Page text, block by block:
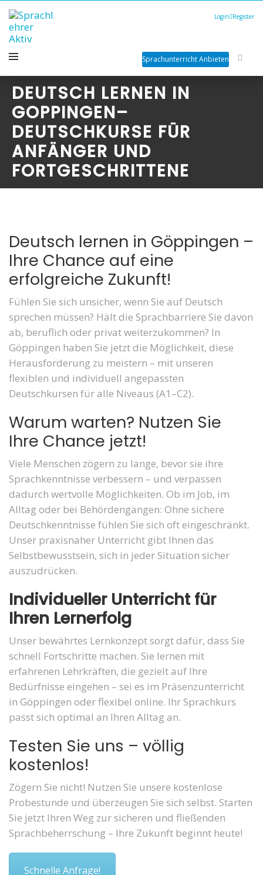
Login Register
Sprachunterricht Anbieten
DEUTSCH LERNEN IN
GOPPINGEN–
DEUTSCHKURSE FÜR
ANFÄNGER UND
FORTGESCHRITTENE
Deutsch lernen in Göppingen –
Ihre Chance auf eine
erfolgreiche Zukunft!
Fühlen Sie sich unsicher, wenn Sie auf Deutsch
sprechen müssen? Hält die Sprachbarriere Sie davon
ab, beruflich oder privat weiterzukommen? In
Göppingen haben Sie jetzt die Möglichkeit, diese
Herausforderung zu meistern – mit unseren
flexiblen und individuell angepassten
Deutschkursen für alle Niveaus (A1–C2).
Warum warten? Nutzen Sie
Ihre Chance jetzt!
Viele Menschen zögern zu lange, bevor sie ihre
Sprachkenntnisse verbessern – und verpassen
dadurch wertvolle Möglichkeiten. Ob im Job, im
Alltag oder bei Behördengängen: Ohne sichere
Deutschkenntnisse fühlen Sie sich oft eingeschränkt.
Unser praxisnaher Unterricht gibt Ihnen das
Selbstbewusstsein, sich in jeder Situation sicher
auszudrücken.
Individueller Unterricht für
Ihren Lernerfolg
Unser bewährtes Lernkonzept sorgt dafür, dass Sie
schnell Fortschritte machen. Sie lernen mit
erfahrenen Lehrkräften, die gezielt auf Ihre
Bedürfnisse eingehen – sei es im Präsenzunterricht
in Göppingen oder flexibel online. Ihr Sprachkurs
passt sich optimal an Ihren Alltag an.
Testen Sie uns – völlig
kostenlos!
Zögern Sie nicht! Nutzen Sie unsere kostenlose
Probestunde und überzeugen Sie sich selbst. Starten
Sie jetzt Ihren Weg zur sicheren und fließenden
Sprachbeherrschung – Ihre Zukunft beginnt heute!
Schnelle Anfrage!